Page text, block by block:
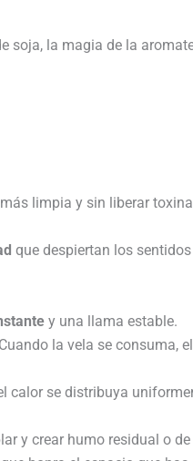
soja, la magia de la
limpia y sin liberar
que despiertan los
y una llama estable.
la vela se consuma,
calor se distribuya
y crear humo residual o